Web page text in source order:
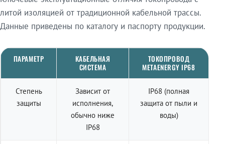
литой изоляцией от традиционной кабельной трассы.
Данные приведены по каталогу и паспорту продукции.
ПАРАМЕТР
КАБЕЛЬНАЯ
СИСТЕМА
ТОКОПРОВОД
METAENERGY IP68
Степень
защиты
Зависит от
исполнения,
обычно ниже
IP68
IP68 (полная
защита от пыли и
воды)